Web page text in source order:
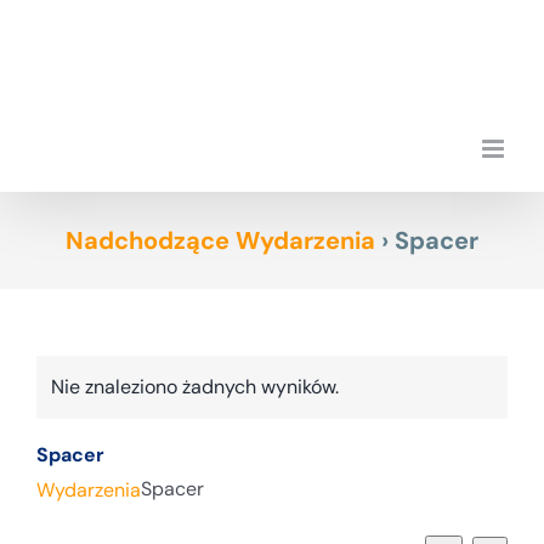
Nadchodzące Wydarzenia › Spacer
Powiadomienie
Nie znaleziono żadnych wyników.
Spacer
WydarzeniaSpacer